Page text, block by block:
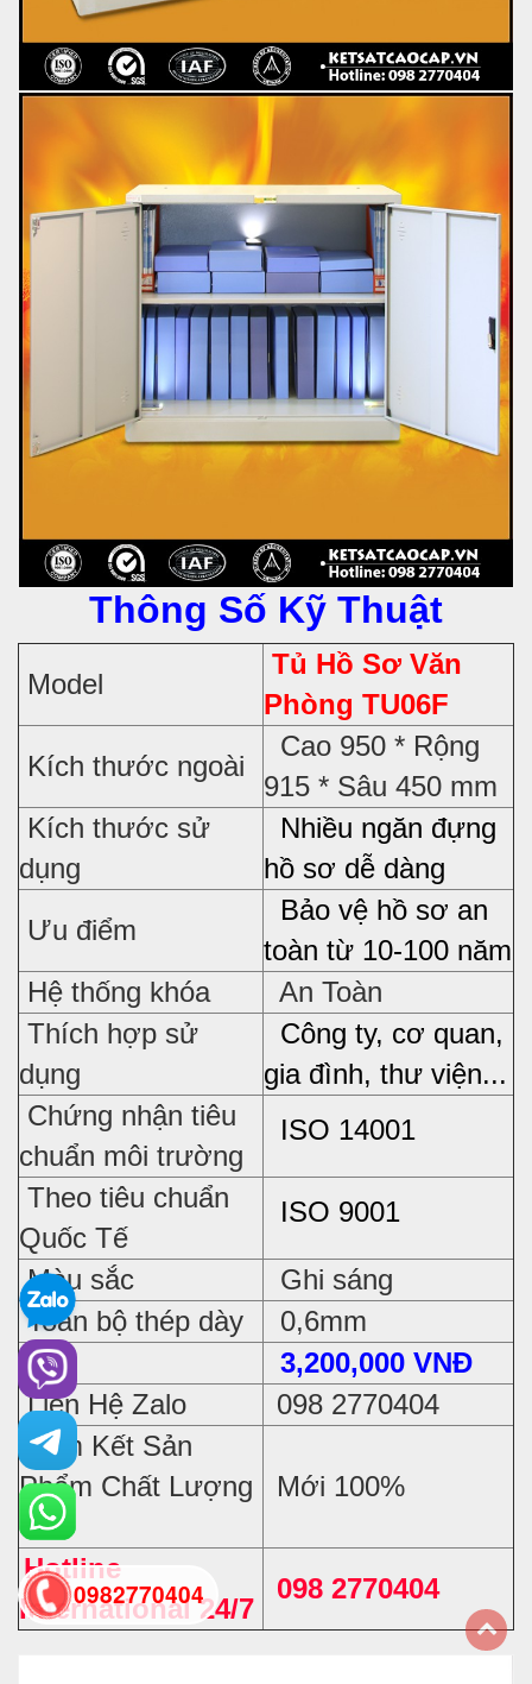
Thông Số Kỹ Thuật
Model
Tủ Hồ Sơ Văn
Phòng TU06F
Kích thước ngoài
Cao 950 * Rộng
915 * Sâu 450 mm
Kích thước sử
dụng
Nhiều ngăn đựng
hồ sơ dễ dàng
Ưu điểm
Bảo vệ hồ sơ an
toàn từ 10-100 năm
Hệ thống khóa
An Toàn
Thích hợp sử
dụng
Công ty, cơ quan,
gia đình, thư viện...
Chứng nhận tiêu
chuẩn môi trường
ISO 14001
Theo tiêu chuẩn
Quốc Tế
ISO 9001
Màu sắc
Ghi sáng
Toàn bộ thép dày
0,6mm
Giá
3,200,000 VNĐ
Liên Hệ Zalo
098 2770404
Cam Kết Sản
Phẩm Chất Lượng
Cao
Mới 100%
Hotline
International 24/7
098 2770404
0982770404